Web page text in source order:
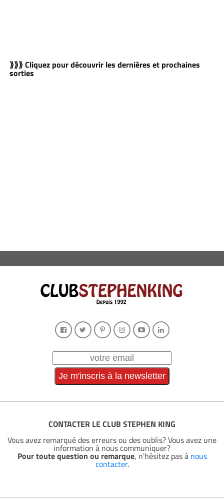
⟫⟫⟫ Cliquez pour découvrir les dernières et prochaines
sorties
CONTACTER LE CLUB STEPHEN KING
Vous avez remarqué des erreurs ou des oublis? Vous avez une
information à nous communiquer?
Pour toute question ou remarque, n'hésitez pas à nous
contacter.